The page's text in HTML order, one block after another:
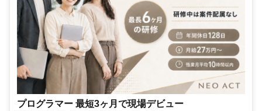
プログラマー 最短3ヶ月で現場デビュー